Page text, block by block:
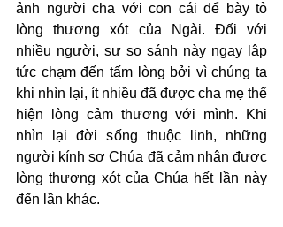
ảnh người cha với con cái để bày tỏ
lòng thương xót của Ngài. Đối với
nhiều người, sự so sánh này ngay lập
tức chạm đến tấm lòng bởi vì chúng ta
khi nhìn lại, ít nhiều đã được cha mẹ thể
hiện lòng cảm thương với mình. Khi
nhìn lại đời sống thuộc linh, những
người kính sợ Chúa đã cảm nhận được
lòng thương xót của Chúa hết lần này
đến lần khác.